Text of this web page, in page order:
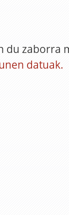
du zaborra
datuak.